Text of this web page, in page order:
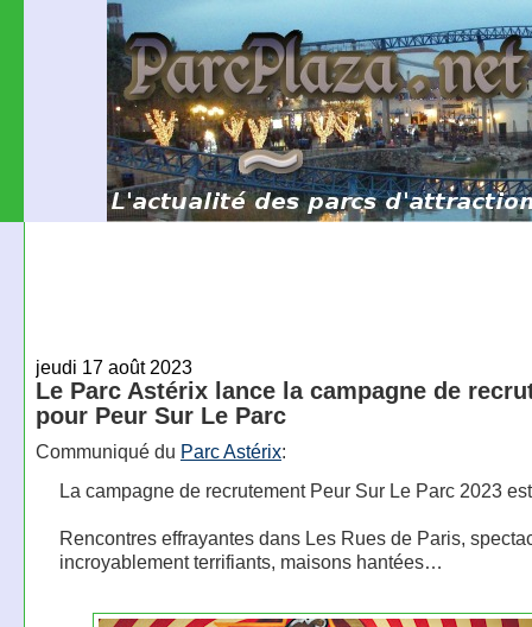
jeudi 17 août 2023
Le Parc Astérix lance la campagne de
pour Peur Sur Le Parc
Communiqué du Parc Astérix:
La campagne de recrutement Peur Sur Le Parc 2023
Rencontres effrayantes dans Les Rues de Paris,
incroyablement terrifiants, maisons hantées…